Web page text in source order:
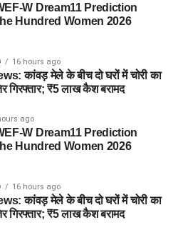
W Dream11 Prediction
Hundred Women 2026
16 hours ago
कांवड़ मेले के बीच दो घरों में चोरी का
गिरफ्तार; ₹5 लाख कैश बरामद
ago
W Dream11 Prediction
Hundred Women 2026
16 hours ago
कांवड़ मेले के बीच दो घरों में चोरी का
गिरफ्तार; ₹5 लाख कैश बरामद